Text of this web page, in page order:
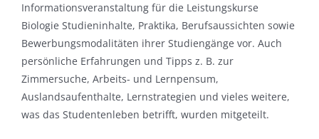
Informationsveranstaltung für die Leistungskurse
Biologie Studieninhalte, Praktika, Berufsaussichten sowie
Bewerbungsmodalitäten ihrer Studiengänge vor. Auch
persönliche Erfahrungen und Tipps z. B. zur
Zimmersuche, Arbeits- und Lernpensum,
Auslandsaufenthalte, Lernstrategien und vieles weitere,
was das Studentenleben betrifft, wurden mitgeteilt.